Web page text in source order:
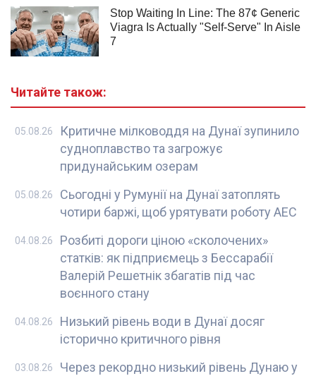
Читайте також:
Критичне мілководдя на Дунаї зупинило
судноплавство та загрожує
придунайським озерам
05.08.26
Сьогодні у Румунії на Дунаї затоплять
чотири баржі, щоб урятувати роботу АЕС
05.08.26
Розбиті дороги ціною «сколочених»
статків: як підприємець з Бессарабії
Валерій Решетнік збагатів під час
воєнного стану
04.08.26
Низький рівень води в Дунаї досяг
історично критичного рівня
04.08.26
Через рекордно низький рівень Дунаю у
03.08.26